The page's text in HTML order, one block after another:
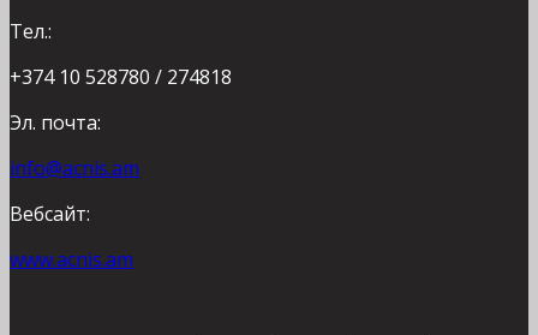
Тел.:
+374 10 528780 / 274818
Эл. почта:
info@acnis.am
Вебсайт:
www.acnis.am